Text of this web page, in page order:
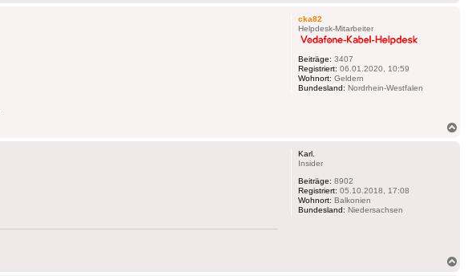
cka82
Helpdesk-Mitarbeiter
Beiträge: 3407
Registriert: 06.01.2020, 10:59
Wohnort: Geldern
Bundesland: Nordrhein-Westfalen
Karl.
Insider
Beiträge: 8902
Registriert: 05.10.2018, 17:08
Wohnort: Balkonien
Bundesland: Niedersachsen